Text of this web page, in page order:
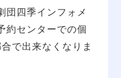
団四季インフォメ
約センターでの個
で出来なくなりま